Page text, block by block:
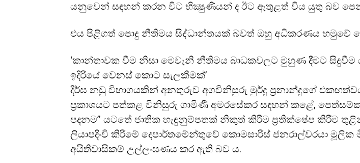
යනුවෙන් සඳහන් කරන විට භික්‍ෂුණියන් ද ඊට ඇතුළත් විය යුතු බව
එය පිළිගත් පොදු නීතිමය සිද්ධාන්තයක් බවත් ඔහු අධිකරණය හමුවේ
‘කාන්තාවක වීම නිසා මෙවැනි නීතිමය බාධකවලට මුහුණ දීමට
ඉදිරියේ වෙනස් කොට සැලකීමක්’
දීර්ඝ නඩු විභාගයකින් අනතුරුව අගවිනිසුරු මුර්දු ප්‍රනාන්දුගේ
ප්‍රකාශයට පත්කළ විනිසුරු ගාමිණී අමරසේකර සඳහන් කළේ,
පදනම” යටතේ ජාතික හැඳුනුම්පතක් නිකුත් කිරීම ප්‍රතික්ෂේප කිරීම
ලියාපදිංචි කිරීමේ දෙපාර්තමේන්තුවේ කොමසාරිස් ජනරාල්වරයා මූලික
අයිතිවාසිකම් උල්ලංඝණය කර ඇති බව ය.